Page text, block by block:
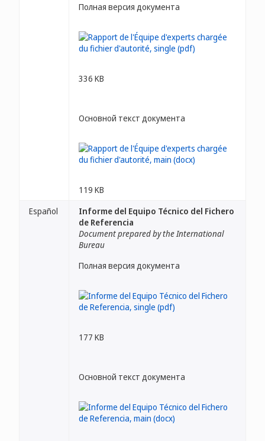
Полная версия документа
336 KB
Основной текст документа
119 KB
Español
Informe del Equipo Técnico del Fichero
de Referencia
Document prepared by the International
Bureau
Полная версия документа
177 KB
Основной текст документа